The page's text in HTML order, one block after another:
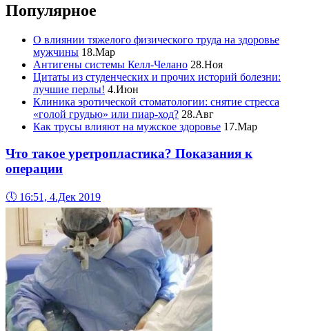
Популярное
О влиянии тяжелого физического труда на здоровье
мужчины 18.Мар
Антигены системы Келл-Челано 28.Ноя
Цитаты из студенческих и прочих историй болезни:
лучшие перлы! 4.Июн
Клиника эротической стоматологии: снятие стресса
«голой грудью» или пиар-ход? 28.Авг
Как трусы влияют на мужское здоровье 17.Мар
Что такое уретропластика? Показания к
операции
🕔 16:51, 4.Дек 2019